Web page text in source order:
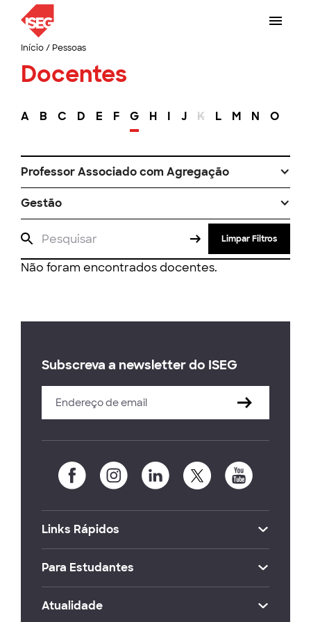
Início/ Pessoas
Docentes
A B C D E F G H I J K L M N O
Professor Associado com Agregação
Gestão
Limpar Filtros
Não foram encontrados docentes.
Subscreva a newsletter do ISEG
Links Rápidos
Para Estudantes
Atualidade